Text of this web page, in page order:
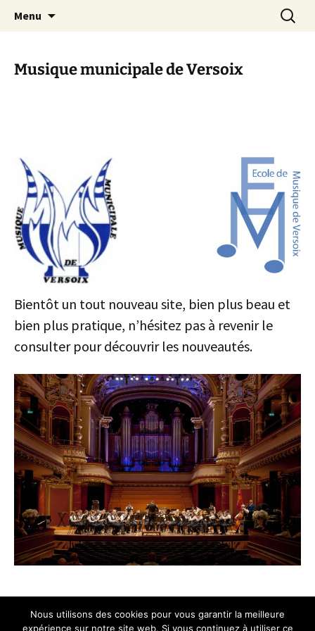
Menu
Musique municipale de Versoix
Bientôt un tout nouveau site, bien plus beau et
bien plus pratique, n’hésitez pas à revenir le
consulter pour découvrir les nouveautés.
Nous utilisons des cookies pour vous garantir la meilleure
expérience sur notre site web. Si vous continuez à utiliser ce